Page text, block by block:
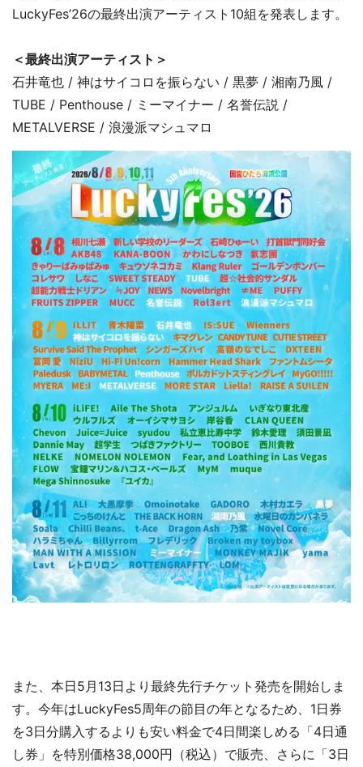
LuckyFes’26の最終出演アーティスト10組を発表します。
＜最終出演アーティスト＞
石井竜也 / 神はサイコロを振らない / 黒夢 / 湘南乃風 /
TUBE / Penthouse / ミーマイナー / 名誉伝説 /
METALVERSE / 浪漫派マシュマロ
また、本日5月13日より最終先行チケット発売を開始しま
す。今年はLuckyFes5周年の節目の年となるため、1日券
を3日分購入するよりも安い料金で4日間楽しめる「4日通
し券」を特別価格38,000円（税込）で販売、さらに「3日